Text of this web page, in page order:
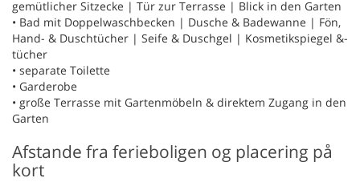
gemütlicher Sitzecke | Tür zur Terrasse | Blick in den Garten
• Bad mit Doppelwaschbecken | Dusche & Badewanne | Fön,
Hand- & Duschtücher | Seife & Duschgel | Kosmetikspiegel &-
tücher
• separate Toilette
• Garderobe
• große Terrasse mit Gartenmöbeln & direktem Zugang in den
Garten
Afstande fra ferieboligen og placering på
kort